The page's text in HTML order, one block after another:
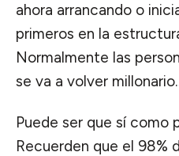
ahora arrancando o
primeros en la
Normalmente las
se va a volver
Puede ser que sí como
Recuerden que el 98%